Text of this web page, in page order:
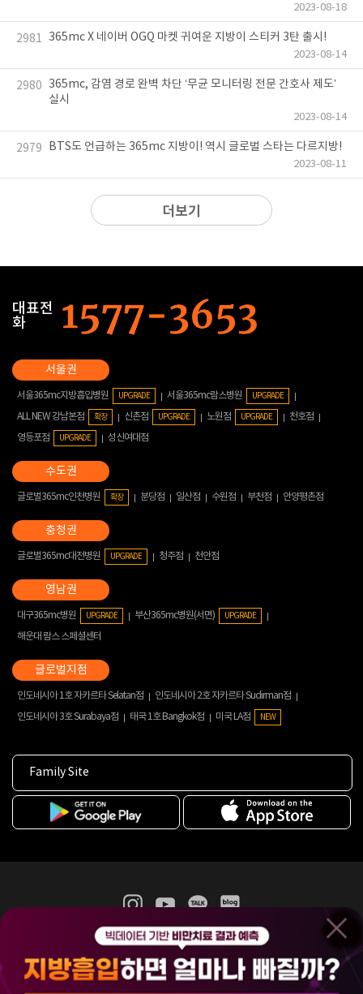
2023-08-18
2981 365mc X 네이버 OGQ 마켓 귀여운 지방이 스티커 3탄 출시!
2023-08-14
2980
365mc, 감염 경로 완벽 차단 ‘무균 모니터링 전문 간호사 제도’
실시
2023-08-14
2979 BTS도 언급하는 365mc 지방이! 역시 글로벌 스타는 다르지방!
2023-08-11
더보기
대표전
화
서울365mc지방흡입병원 UPGRADE 서울365mc람스병원 UPGRADE
ALL NEW 강남본점 확장 신촌점 UPGRADE 노원점 UPGRADE
천호점
영등포점
UPGRADE 성신여대점
글로벌365mc인천병원 확장 분당점 일산점 수원점 부천점 안양평촌점
글로벌365mc대전병원 UPGRADE 청주점 천안점
대구365mc병원 UPGRADE 부산365mc병원(서면) UPGRADE
해운대 람스 스페셜센터
인도네시아 1호 자카르타 Selatan점
인도네시아 2호 자카르타 Sudirman점
인도네시아 3호 Surabaya점
태국 1호 Bangkok점 미국 LA점 NEW
Family Site
365mc 병·의원 이용약관
홈페이지 이용약관
비급여진료수가
(주)365mcㅣ서울특별시 서초구 서초대로52길 7, 3~4층(서초동, 제일빌딩)